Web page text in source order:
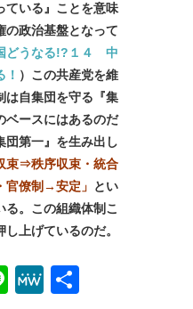
ている』ことを意味
の政治基盤となって
どうなる!?１４ 中
！ ）この共産党を維
は自集団を守る『集
ベースにはあるのだ
団第一』を生み出し
束⇒秩序収束・統合
官僚制→安定」 とい
。 この組織体制こ
上げているのだ。
LineMeWe